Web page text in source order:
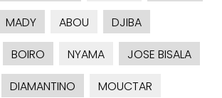
MADY ABOU
DJIBA
BOIRO NYAMA
JOSE BISALA
DIAMANTINO
MOUCTAR